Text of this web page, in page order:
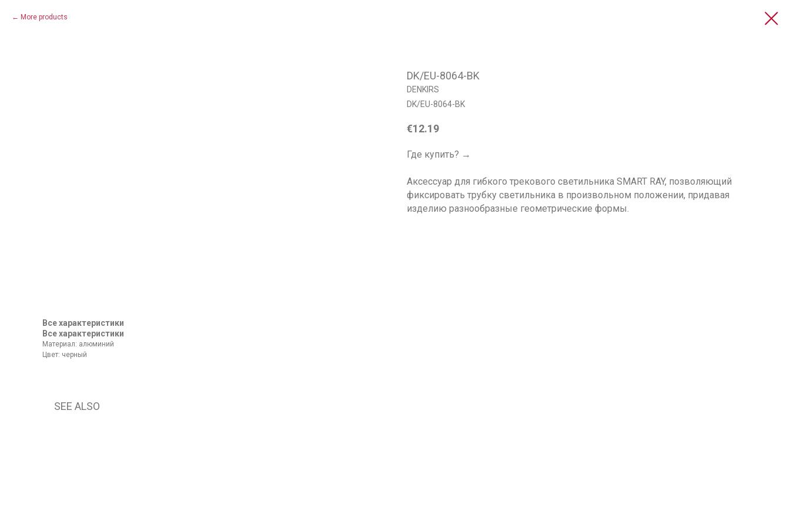
More products
DK/EU-8064-BK
DENKIRS
DK/EU-8064-BK
€12.19
Где купить? →
Аксессуар для гибкого трекового светильника SMART RAY, позволяющий
фиксировать трубку светильника в произвольном положении, придавая
изделию разнообразные геометрические формы.
Все характеристики
Все характеристики
Материал: алюминий
Цвет: черный
SEE ALSO